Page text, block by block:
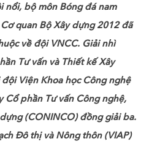
nổi, bộ môn Bóng đá nam
quan Bộ Xây dựng 2012 đã
về đội VNCC. Giải nhì
Tư vấn và Thiết kế Xây
Viện Khoa học Công nghệ
Cổ phần Tư vấn Công nghệ,
(CONINCO) đồng giải ba.
Đô thị và Nông thôn (VIAP)